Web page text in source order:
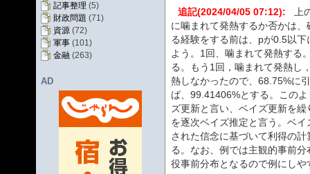
記事整理 (5)
財政問題 (71)
資源 (72)
軍事 (101)
金融 (263)
AD
追記(2024/04/05 07:12):
に噛まれて発熱するか否かは
る経験をする前は、pが0.5以
よう。1回、噛まれて発熱する
る。もう1回，噛まれて発熱し
熱しなかったので、68.75%に
ば、99.41406%とする。この
ズ更新と言い、ベイズ更新を
を逐次ベイズ推定と言う。ベ
された信念に基づいて利得の
る。なお、例では主観的事前
役事前分布となるので例にしや